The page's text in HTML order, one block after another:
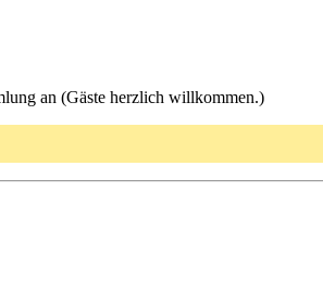
an (Gäste herzlich willkommen.)